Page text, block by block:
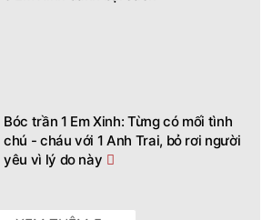
Bóc trần 1 Em Xinh: Từng có mối tình
chú - cháu với 1 Anh Trai, bỏ rơi người
yêu vì lý do này